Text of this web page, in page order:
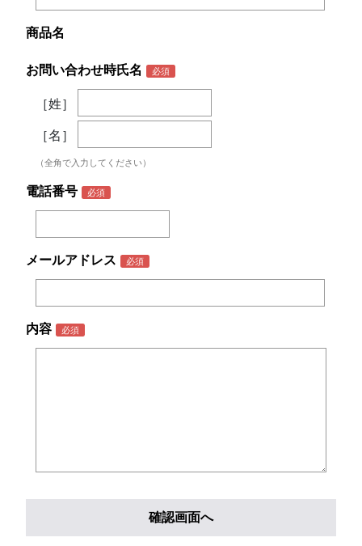
商品名
お問い合わせ時氏名
［姓］
［名］
（全角で入力してください）
電話番号
メールアドレス
内容